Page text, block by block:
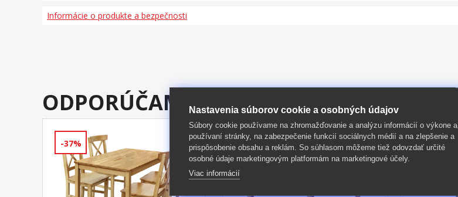
Informácie o produkte a bezpečnosti
ODPORÚČAME DOKÚPIŤ
-37% -33% -36%
Nastavenia súborov cookie a osobných údajov
Súbory cookie používame na zhromažďovanie a analýzu informácií o výkone a
používaní stránky, na zabezpečenie funkcií sociálnych médií a na zlepšenie a
prispôsobenie obsahu a reklám. So súhlasom môžeme tiež odovzdať určité
osobné údaje marketingovým platformám na marketingové účely.
Viac informácií